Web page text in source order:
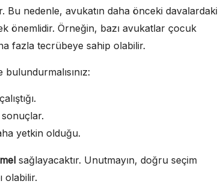
nedenle, avukatın daha önceki davalardaki
önemlidir. Örneğin, bazı avukatlar çocuk
fazla tecrübeye sahip olabilir.
yetkin olduğu.
sağlayacaktır. Unutmayın, doğru seçim
olabilir.